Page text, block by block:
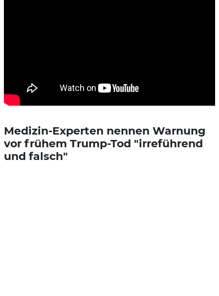
Medizin-Experten nennen Warnung
vor frühem Trump-Tod "irreführend
und falsch"